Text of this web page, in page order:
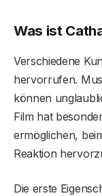
Was ist
Verschiedene
hervorrufen.
können
Film hat
ermöglichen,
Reaktion
Die erste